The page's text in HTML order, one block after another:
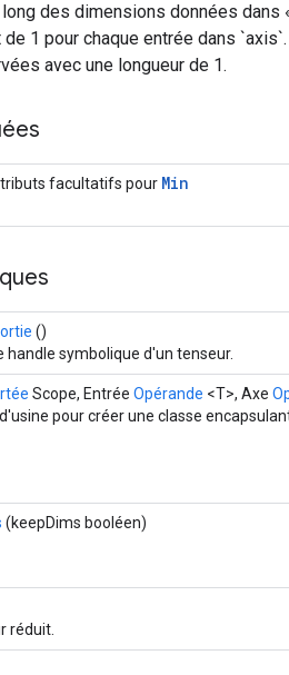
des dimensions données
1 pour chaque entrée dans
avec une longueur de 1.
facultatifs pour Min
()
handle symbolique d'un tenseur.
Scope, Entrée Opérande <T>, Axe
pour créer une classe
(keepDims booléen)
réduit.